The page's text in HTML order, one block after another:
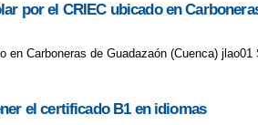
por el CRIEC ubicado en
Carboneras de Guadazaón (Cuenca) jlao01
el certificado B1 en idiomas